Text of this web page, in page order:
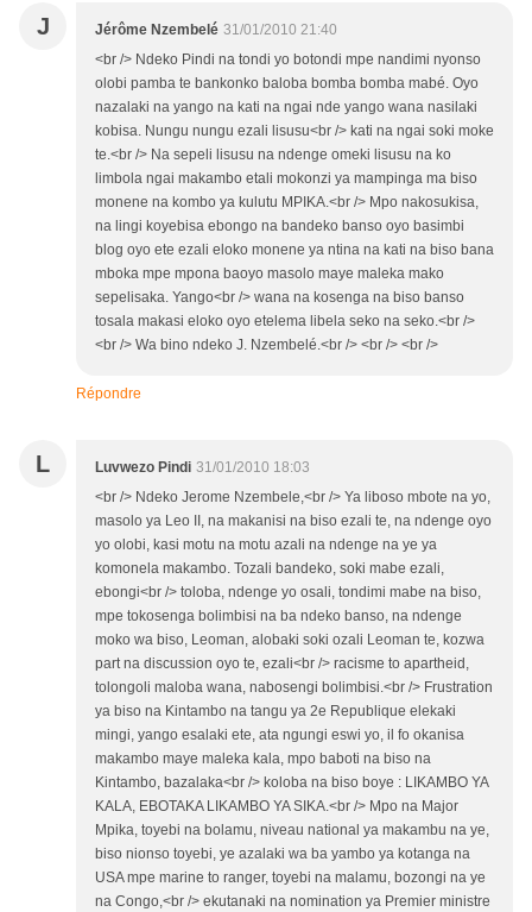
J Jérôme Nzembelé 31/01/2010 21:40
<br /> Ndeko Pindi na tondi yo botondi mpe nandimi nyonso
olobi pamba te bankonko baloba bomba bomba mabé. Oyo
nazalaki na yango na kati na ngai nde yango wana nasilaki
kobisa. Nungu nungu ezali lisusu<br /> kati na ngai soki moke
te.<br /> Na sepeli lisusu na ndenge omeki lisusu na ko
limbola ngai makambo etali mokonzi ya mampinga ma biso
monene na kombo ya kulutu MPIKA.<br /> Mpo nakosukisa,
na lingi koyebisa ebongo na bandeko banso oyo basimbi
blog oyo ete ezali eloko monene ya ntina na kati na biso bana
mboka mpe mpona baoyo masolo maye maleka mako
sepelisaka. Yango<br /> wana na kosenga na biso banso
tosala makasi eloko oyo etelema libela seko na seko.<br />
<br /> Wa bino ndeko J. Nzembelé.<br /> <br /> <br />
Répondre
L Luvwezo Pindi 31/01/2010 18:03
<br /> Ndeko Jerome Nzembele,<br /> Ya liboso mbote na yo,
masolo ya Leo II, na makanisi na biso ezali te, na ndenge oyo
yo olobi, kasi motu na motu azali na ndenge na ye ya
komonela makambo. Tozali bandeko, soki mabe ezali,
ebongi<br /> toloba, ndenge yo osali, tondimi mabe na biso,
mpe tokosenga bolimbisi na ba ndeko banso, na ndenge
moko wa biso, Leoman, alobaki soki ozali Leoman te, kozwa
part na discussion oyo te, ezali<br /> racisme to apartheid,
tolongoli maloba wana, nabosengi bolimbisi.<br /> Frustration
ya biso na Kintambo na tangu ya 2e Republique elekaki
mingi, yango esalaki ete, ata ngungi eswi yo, il fo okanisa
makambo maye maleka kala, mpo baboti na biso na
Kintambo, bazalaka<br /> koloba na biso boye : LIKAMBO YA
KALA, EBOTAKA LIKAMBO YA SIKA.<br /> Mpo na Major
Mpika, toyebi na bolamu, niveau national ya makambu na ye,
biso nionso toyebi, ye azalaki wa ba yambo ya kotanga na
USA mpe marine to ranger, toyebi na malamu, bozongi na ye
na Congo,<br /> ekutanaki na nomination ya Premier ministre